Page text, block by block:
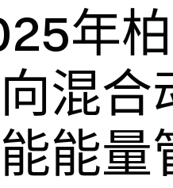
年
混合
能量